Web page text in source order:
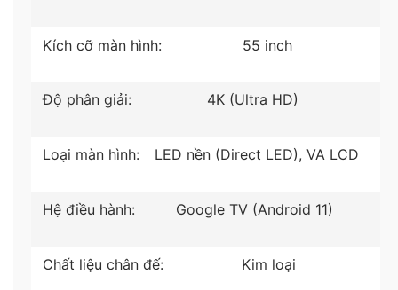
*Hình ảnh mang tính minh hoạ sản phẩm
Công nghệ Dolby Vision, HDR10mang đến dải
giới màu sắc chân thực, sống động.
Brightnessmang đến không gian giải trí với hình
Kích cỡ màn hình: 55 inch
Độ phân giải: 4K (Ultra HD)
Loại màn hình: LED nền (Direct LED), VA LCD
Hệ điều hành: Google TV (Android 11)
Chất liệu chân đế: Kim loại